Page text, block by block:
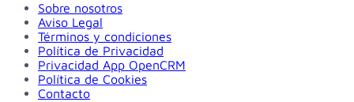
Sobre nosotros
Aviso Legal
Términos y condiciones
Política de Privacidad
Privacidad App OpenCRM
Política de Cookies
Contacto